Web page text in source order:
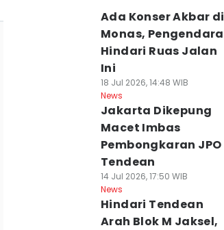
Ada Konser Akbar di
Monas, Pengendara
Hindari Ruas Jalan
Ini
18 Jul 2026, 14:48 WIB
News
Jakarta Dikepung
Macet Imbas
Pembongkaran JPO
Tendean
14 Jul 2026, 17:50 WIB
News
Hindari Tendean
Arah Blok M Jaksel,